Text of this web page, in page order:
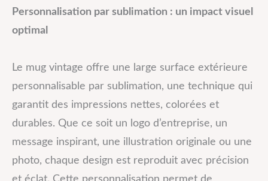
Personnalisation par sublimation : un impact visuel
optimal
Le mug vintage offre une large surface extérieure
personnalisable par sublimation, une technique qui
garantit des impressions nettes, colorées et
durables. Que ce soit un logo d’entreprise, un
message inspirant, une illustration originale ou une
photo, chaque design est reproduit avec précision